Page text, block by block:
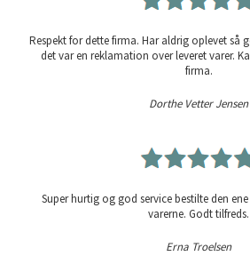
Respekt for dette firma. Har aldrig oplevet så
det var en reklamation over leveret varer.
firma.
Dorthe Vetter Jensen
Super hurtig og god service bestilte den
varerne. Godt tilfreds.
Erna Troelsen